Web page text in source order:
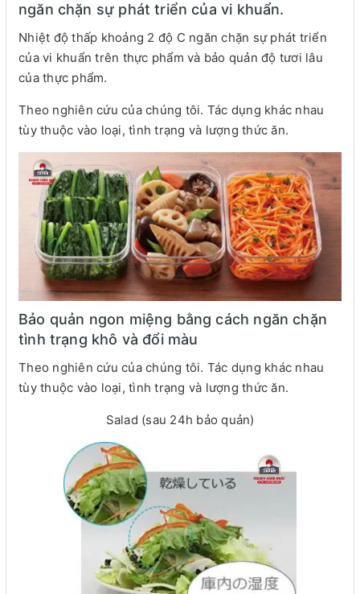
ngăn chặn sự phát triển của vi khuẩn.
Nhiệt độ thấp khoảng 2 độ C ngăn chặn sự phát triển
của vi khuẩn trên thực phẩm và bảo quản độ tươi lâu
của thực phẩm.
Theo nghiên cứu của chúng tôi. Tác dụng khác nhau
tùy thuộc vào loại, tình trạng và lượng thức ăn.
Bảo quản ngon miệng bằng cách ngăn chặn
tình trạng khô và đổi màu
Theo nghiên cứu của chúng tôi. Tác dụng khác nhau
tùy thuộc vào loại, tình trạng và lượng thức ăn.
Salad (sau 24h bảo quản)